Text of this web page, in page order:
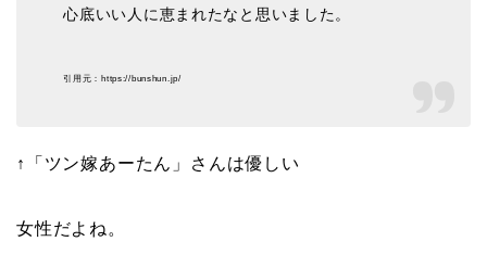
心底いい人に恵まれたなと思いました。
引用元：https://bunshun.jp/
↑「ツン嫁あーたん」さんは優しい
女性だよね。